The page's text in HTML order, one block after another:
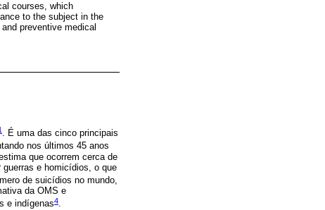
courses, which
to the subject in the
preventive medical
. É uma das cinco principais
nos últimos 45 anos
que ocorrem cerca de
e homicídios, o que
de suicídios no mundo,
da OMS e
e indígenas4.